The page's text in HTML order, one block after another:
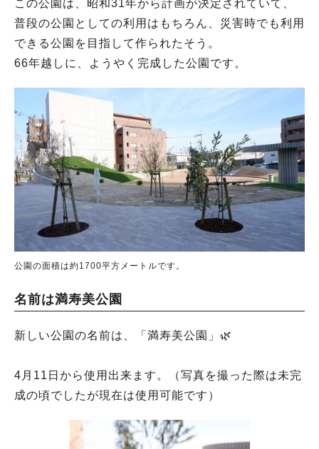
この公園は、昭和31年から計画が決定されていて、
普段の公園としての利用はもちろん、災害時でも利用
できる公園を目指して作られたそう。
66年越しに、ようやく完成した公園です。
公園の面積は約1700平方メートルです。
名前は満寿美公園
新しい公園の名前は、「満寿美公園」🌿
4月11日から使用出来ます。（写真を撮った際は未完
成の頃でしたが現在は使用可能です）